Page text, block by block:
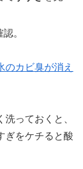
。
のカビ臭が消え
っておくと、
ぎをケチると酸